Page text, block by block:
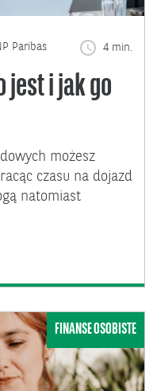
Paribas 4 min.
jest i jak go
możesz
czasu na dojazd
natomiast
FINANSE OSOBISTE